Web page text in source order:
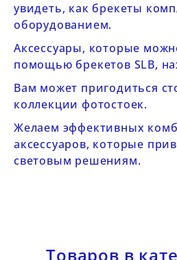
увидеть, как брекеты
оборудованием.
Аксессуары, которые
помощью брекетов SLB,
Вам может пригодиться
коллекции фотостоек.
Желаем эффективных
аксессуаров, которые
световым решениям.
Товаров в